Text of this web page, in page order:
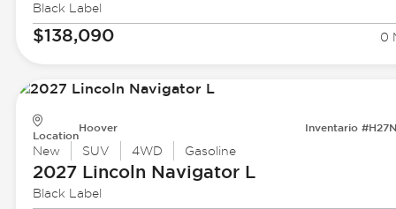
Black Label
$138,090 0
Location
Hoover Inventario
New SUV 4WD Gasoline
2027 Lincoln Navigator L
Black Label